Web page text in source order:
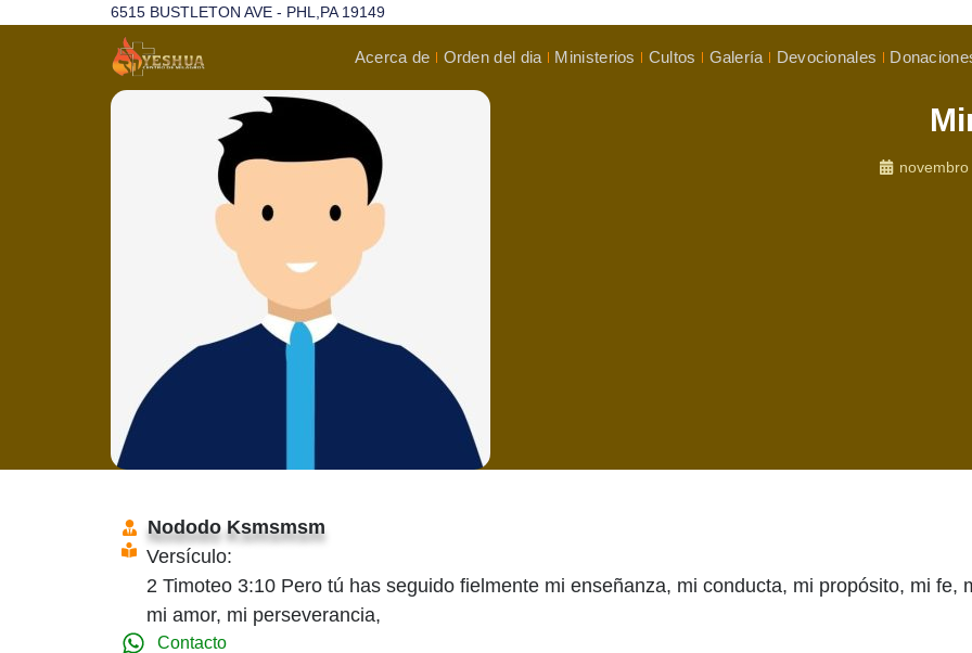
6515 BUSTLETON AVE - PHL,PA 19149
Acerca de Orden del dia Ministerios Cultos Galería Devocionales
Nododo Ksmsmsm
Versículo:
2 Timoteo 3:10 Pero tú has seguido fielmente mi enseñanza, mi conducta, mi propósito, mi fe,
mi amor, mi perseverancia,
Contacto